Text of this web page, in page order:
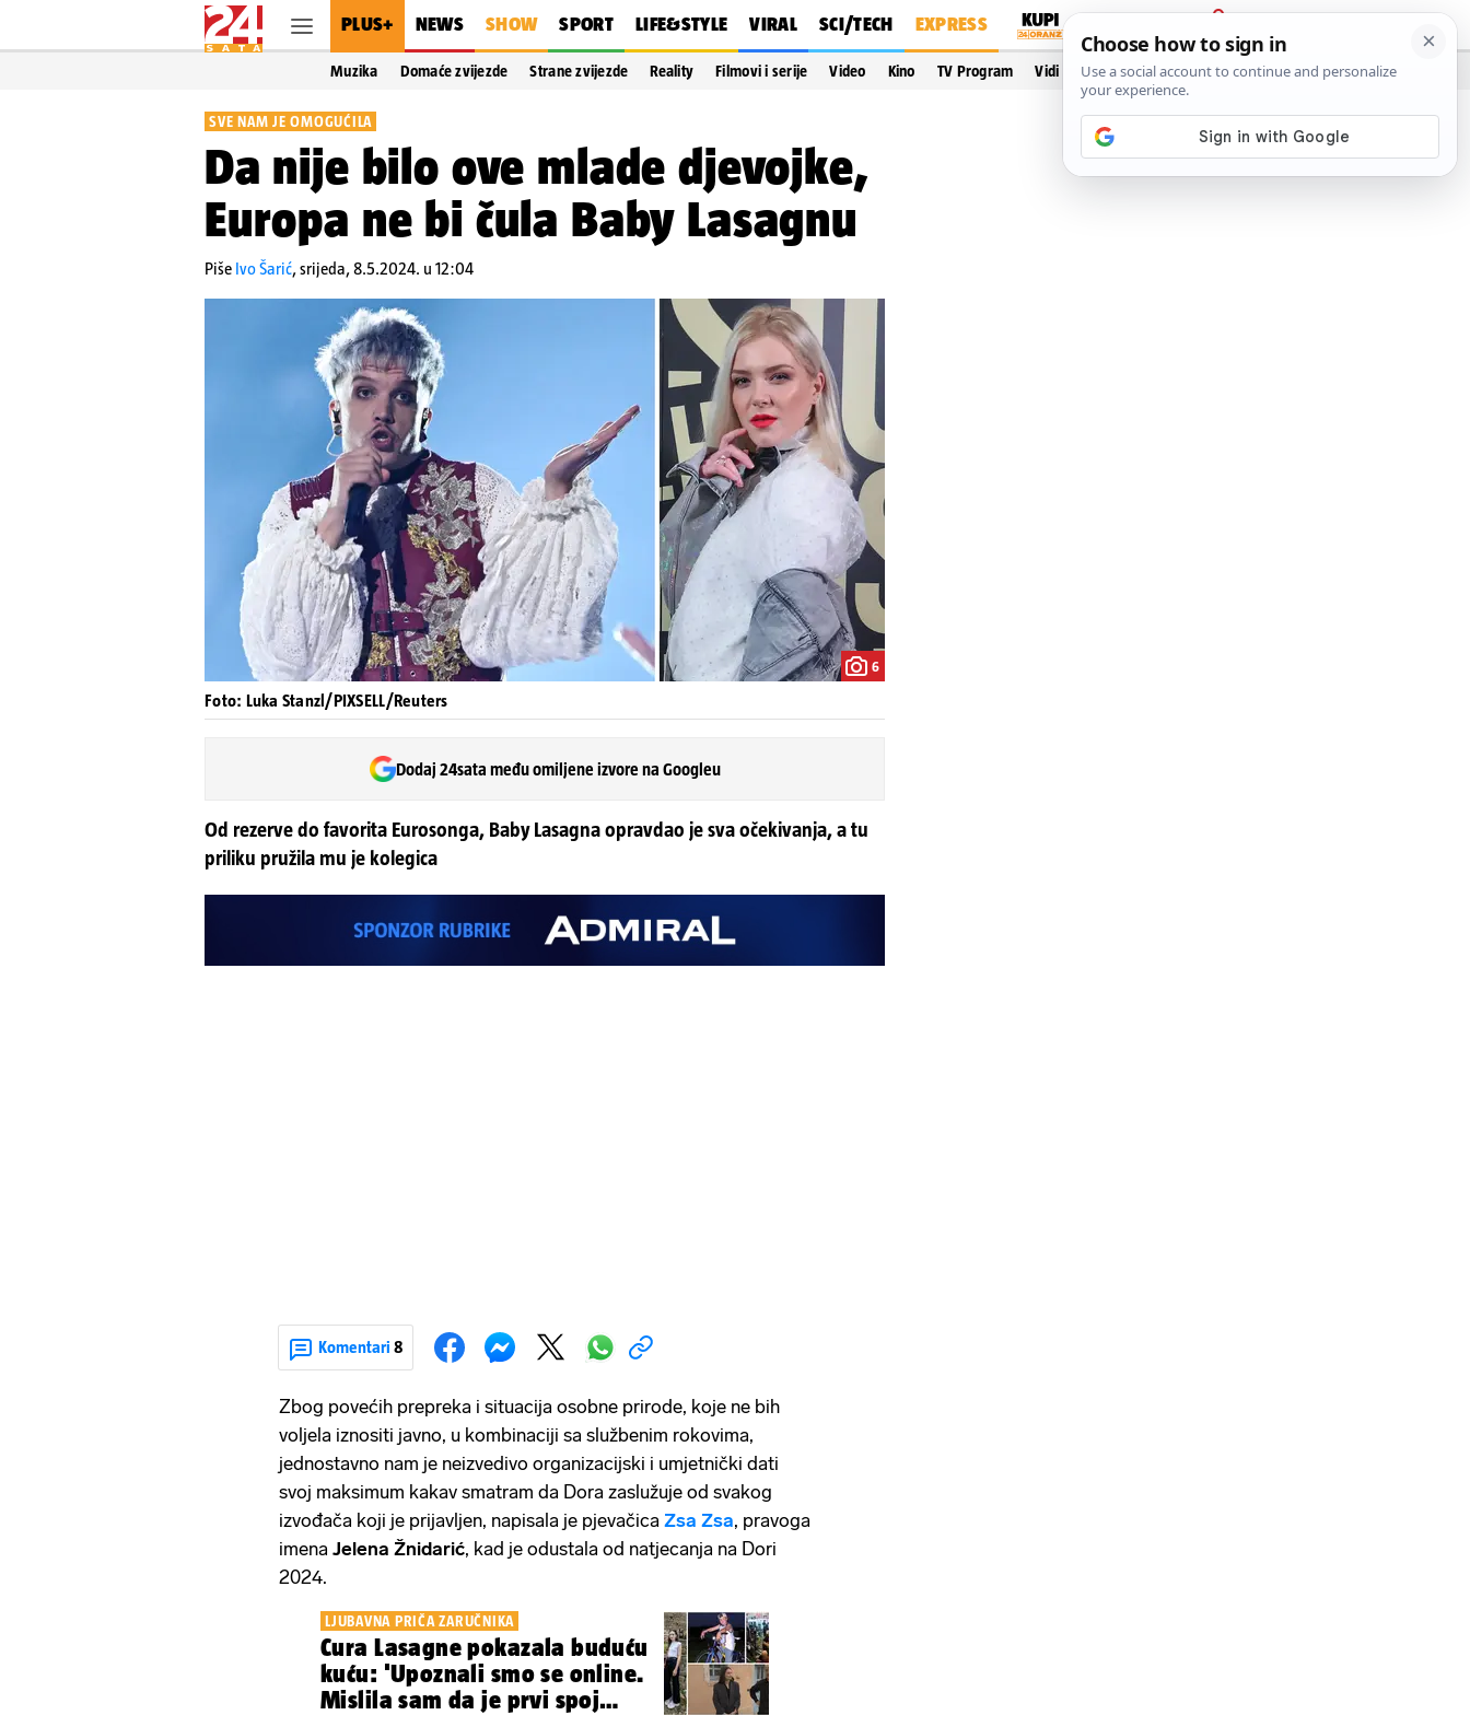
PLUS+ NEWS SHOW SPORT LIFE&STYLE VIRAL SCI/TECH EXPRESS
PRIJAVA
Muzika Domaće zvijezde Strane zvijezde Reality Filmovi i serije Video Kino TV Program Vidi još…
SVE NAM JE OMOGUĆILA
Da nije bilo ove mlade djevojke,
Europa ne bi čula Baby Lasagnu
Piše Ivo Šarić,srijeda, 8.5.2024. u 12:04
6
Foto: Luka Stanzl/PIXSELL/Reuters
Dodaj 24sata među omiljene izvore na Googleu
Od rezerve do favorita Eurosonga, Baby Lasagna opravdao je sva očekivanja, a tu
priliku pružila mu je kolegica
Komentari 8
Zbog povećih prepreka i situacija osobne prirode, koje ne bih
voljela iznositi javno, u kombinaciji sa službenim rokovima,
jednostavno nam je neizvedivo organizacijski i umjetnički dati
svoj maksimum kakav smatram da Dora zaslužuje od svakog
izvođača koji je prijavljen, napisala je pjevačica Zsa Zsa, pravoga
imena Jelena Žnidarić, kad je odustala od natjecanja na Dori
2024.
LJUBAVNA PRIČA ZARUČNIKA
Cura Lasagne pokazala buduću
kuću: 'Upoznali smo se online.
Mislila sam da je prvi spoj